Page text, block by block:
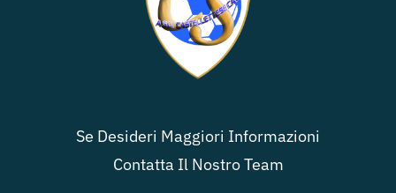
Se Desideri Maggiori Informazioni
Contatta Il Nostro Team